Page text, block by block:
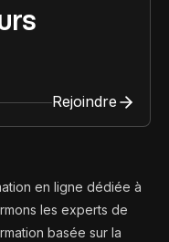
Rejoindre
en ligne dédiée à
les experts de
basée sur la